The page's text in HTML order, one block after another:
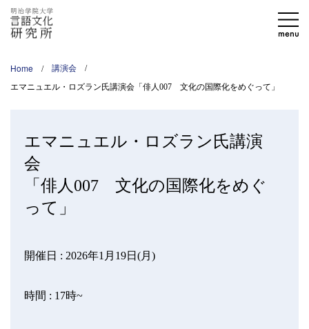
Home
講演会
エマニュエル・ロズラン氏講演会「俳人007 文化の国際化をめぐって」
エマニュエル・ロズラン氏講演
会
「俳人007 文化の国際化をめぐ
って」
開催日 : 2026年1月19日(月)
時間 : 17時~